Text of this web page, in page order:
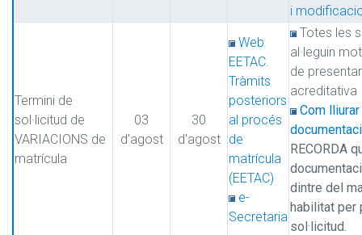
i
Termini de
sol·licitud de
VARIACIONS de
matrícula
03
d'agost
30
d'agost
Web
EETAC.
Tràmits
posteriors
al procés
de
matrícula
(EETAC)
e-
Secretaria
Totes les
al·leguin
de
acreditativa
Com
RECORDA
dintre del
habilitat per
sol·licitud.